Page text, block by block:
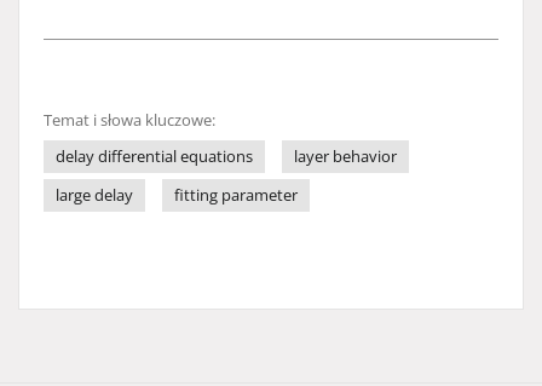
Temat i słowa kluczowe:
delay differential equations
layer behavior
large delay
fitting parameter